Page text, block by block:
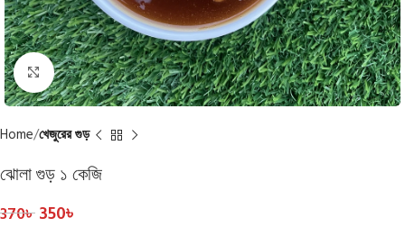
Click to enlarge
Home খেজুরের গুড়
ঝোলা গুড় ১ কেজি
370৳350৳